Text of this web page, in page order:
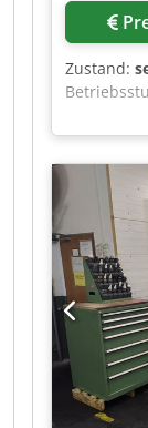
Zustand:
X-Achse:
Achse:
m/min,
des